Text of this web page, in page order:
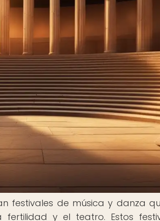
festivales de música y danza
fertilidad y el teatro. Estos